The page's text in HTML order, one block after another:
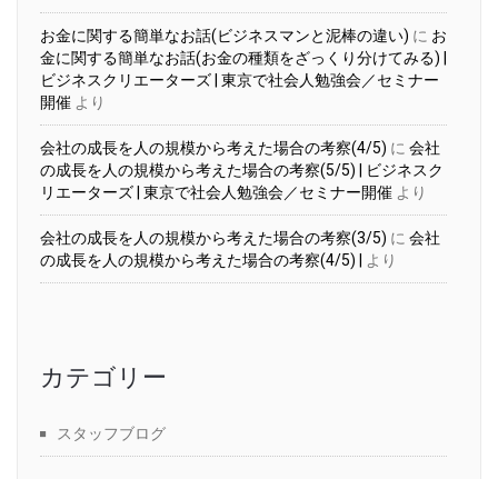
お金に関する簡単なお話(ビジネスマンと泥棒の違い) に お
金に関する簡単なお話(お金の種類をざっくり分けてみる) |
ビジネスクリエーターズ | 東京で社会人勉強会／セミナー
開催 より
会社の成長を人の規模から考えた場合の考察(4/5) に 会社
の成長を人の規模から考えた場合の考察(5/5) | ビジネスク
リエーターズ | 東京で社会人勉強会／セミナー開催 より
会社の成長を人の規模から考えた場合の考察(3/5) に 会社
の成長を人の規模から考えた場合の考察(4/5) |
より
カテゴリー
スタッフブログ